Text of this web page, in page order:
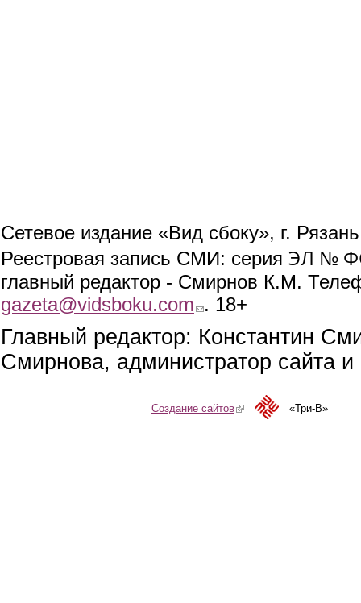
Сетевое издание «Вид сбоку», г.
Реестровая запись СМИ: серия ЭЛ №
главный редактор - Смирнов К.М.
gazeta@vidsboku.com (link sends e-mail)
. 18+
Главный редактор: Константин
Смирнова, администратор сайта
Создание сайтов(link is external)«Три-В»